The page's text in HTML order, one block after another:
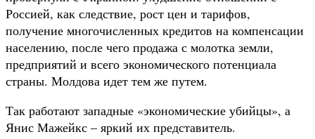
Россией, как следствие, рост цен и тарифов,
получение многочисленных кредитов на компенсации
населению, после чего продажа с молотка земли,
предприятий и всего экономического потенциала
страны. Молдова идет тем же путем.
Так работают западные «экономические убийцы», а
Янис Мажейкс – яркий их представитель.